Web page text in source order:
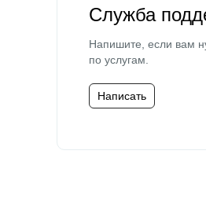
Служба
Напишите, если вам
по услугам.
Написать